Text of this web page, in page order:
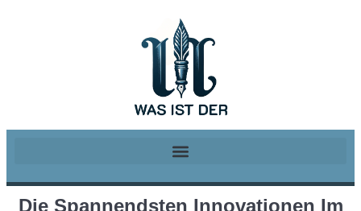
Die Spannendsten Innovationen Im